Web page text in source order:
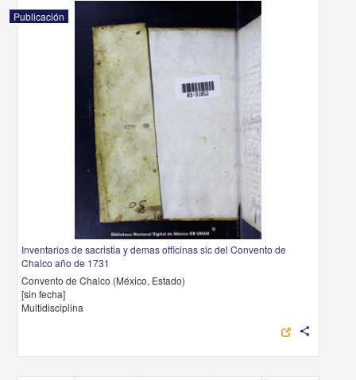
Publicación
Inventarios de sacristia y demas officinas sic del Convento de
Chalco año de 1731
Convento de Chalco (México, Estado)
[sin fecha]
Multidisciplina
share